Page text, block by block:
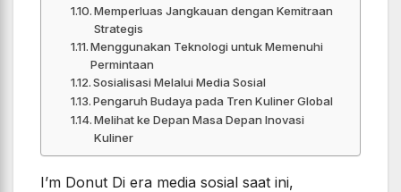
Memperluas Jangkauan dengan Kemitraan
Strategis
Menggunakan Teknologi untuk Memenuhi
Permintaan
Sosialisasi Melalui Media Sosial
Pengaruh Budaya pada Tren Kuliner Global
Melihat ke Depan Masa Depan Inovasi
Kuliner
I’m Donut Di era media sosial saat ini,